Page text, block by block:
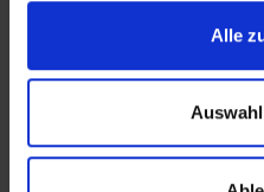
Alle
Der ZVA ist ein
des